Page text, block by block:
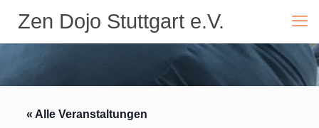
Zen Dojo Stuttgart e.V.
« Alle Veranstaltungen